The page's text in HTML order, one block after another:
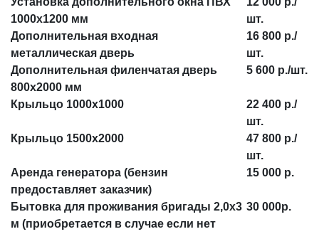
1000х1200 мм
шт.
Дополнительная входная
металлическая дверь
16 800 р./
шт.
Дополнительная филенчатая дверь
800х2000 мм
5 600 р./шт.
Крыльцо 1000х1000
22 400 р./
шт.
Крыльцо 1500х2000
47 800 р./
шт.
Аренда генератора (бензин
предоставляет заказчик)
15 000 р.
Бытовка для проживания бригады 2,0х3
м (приобретается в случае если нет
30 000р.